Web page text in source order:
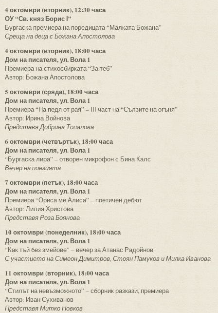
4 октомври (вторник), 12:30 часа
ОУ “Св. княз Борис І”
Бургаска премиера на поредицата “Малката Божана”
Среща на деца с Божана Апостолова
4 октомври (вторник), 18:00 часа
Дом на писателя, ул. Вола 1
Премиера на стихосбирката “За теб”
Автор: Божана Апостолова
5 октомври (сряда), 18:00 часа
Дом на писателя, ул. Вола 1
Премиера “На педя от рая” – ІІІ част на “Сълзите на огъня”
Автор: Ирина Войнова
Представя Добрина Топалова
6 октомври (четвъртък), 18:00 часа
Дом на писателя, ул. Вола 1
“Бургаска лира” – отворен микрофон с Бина Калс
Вечер на поезията
7 октомври (петък), 18:00 часа
Дом на писателя, ул. Вола 1
Премиера “Ориса ме Алиса” – поетичен дебют
Автор: Лилия Христова
Представя Роза Боянова
10 октомври (понеделник), 18:00 часа
Дом на писателя, ул. Вола 1
“Как тъй без змейове” – вечер за Атанас Радойнов
С участието на Симеон Димитров, Стоян Памуков и Милка Иванова
11 октомври (вторник), 18:00 часа
Дом на писателя, ул. Вола 1
“Стилът на невъзможното” – сборник разкази, премиера
Автор: Иван Сухиванов
Представя Митко Новков